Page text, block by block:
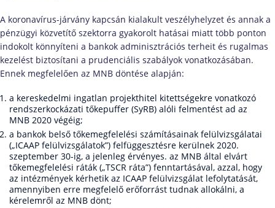
A koronavírus-járvány kapcsán kialakult veszélyhelyzet és annak a
pénzügyi közvetítő szektorra gyakorolt hatásai miatt több ponton
indokolt könnyíteni a bankok adminisztrációs terheit és rugalmas
kezelést biztosítani a prudenciális szabályok vonatkozásában.
Ennek megfelelően az MNB döntése alapján:
a kereskedelmi ingatlan projekthitel kitettségekre vonatkozó
rendszerkockázati tőkepuffer (SyRB) alóli felmentést ad az
MNB 2020 végéig;
a bankok belső tőkemegfelelési számításainak felülvizsgálatai
(„ICAAP felülvizsgálatok”) felfüggesztésre kerülnek 2020.
szeptember 30-ig, a jelenleg érvényes. az MNB által elvárt
tőkemegfelelési ráták („TSCR ráta”) fenntartásával, azzal, hogy
az intézmények kérhetik az ICAAP felülvizsgálat lefolytatását,
amennyiben erre megfelelő erőforrást tudnak allokálni, a
kérelemről az MNB dönt;